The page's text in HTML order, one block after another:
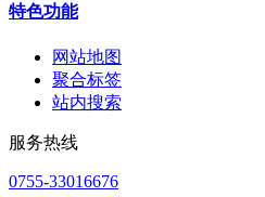
特色功能
网站地图
聚合标签
站内搜索
服务热线
0755-33016676